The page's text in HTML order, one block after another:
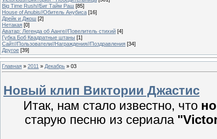
Big Time Rush//Биг Тайм Раш [85]
House of Anubis//Обитель Анубиса [16]
Дрейк и Джош [2]
Нетакая [0]
Аватар: Легенда об Аанге//Повелитель стихий [4]
Губка Боб Квадратные штаны [1]
Сайт//Пользователи//Награждения//Поздравления [34]
Другое [39]
Главная » 2011 » Декабрь » 03
Новый клип Виктории Джастис
Итак, нам стало известно, что
старую песню из сериала